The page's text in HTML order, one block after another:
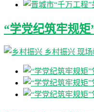
“学党纪筑牢规
乡村振兴 现场